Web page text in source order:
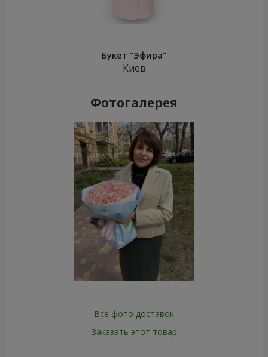
Букет "Эфира"
Киев
Фотогалерея
Все фото доставок
Заказать этот товар